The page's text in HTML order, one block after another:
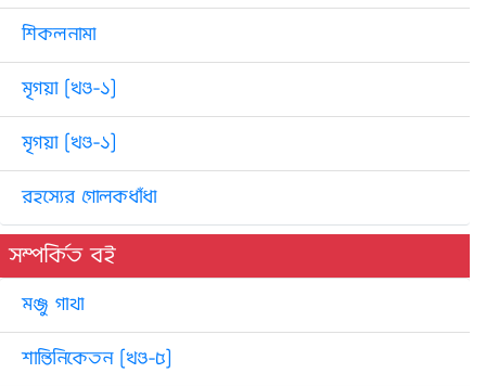
শিকলনামা
মৃগয়া [খণ্ড-১]
মৃগয়া [খণ্ড-১]
রহস্যের গোলকধাঁধা
সম্পর্কিত বই
মঞ্জু গাথা
শান্তিনিকেতন [খণ্ড-৫]